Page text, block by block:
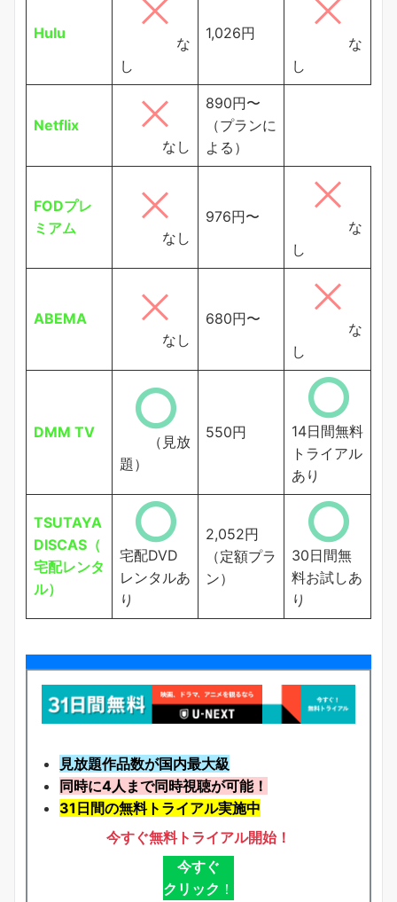
Hulu
な
し
1,026円
な
し
Netflix
なし
890円〜
（プランに
よる）
FODプレ
ミアム
なし
976円〜
な
し
ABEMA
なし
680円〜
な
し
DMM TV
（見放
題）
550円
14日間無料
トライアル
あり
TSUTAYA
DISCAS（
宅配レンタ
ル）
宅配DVD
レンタルあ
り
2,052円
（定額プラ
ン）
30日間無
料お試しあ
り
見放題作品数が国内最大級
同時に4人まで同時視聴が可能！
31日間の無料トライアル実施中
今すぐ無料トライアル開始！
今すぐ
クリック ！